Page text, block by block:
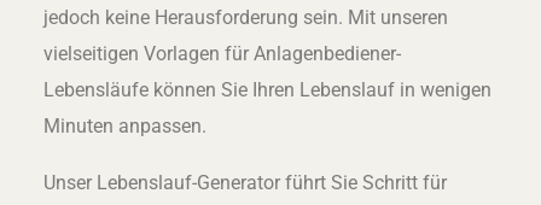
jedoch keine Herausforderung sein. Mit unseren
vielseitigen Vorlagen für Anlagenbediener-
Lebensläufe können Sie Ihren Lebenslauf in wenigen
Minuten anpassen.
Unser Lebenslauf-Generator führt Sie Schritt für